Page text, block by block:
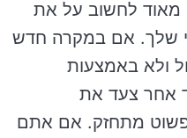
מאוד לחשוב על את
שלך. אם במקרה חדש
ולא באמצעות
אחר צעד את
פשוט מתחזק. אם אתם